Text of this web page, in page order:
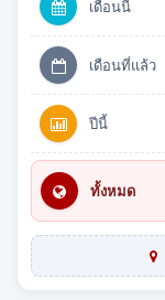
เดือนนี้
เดือนที่แล้ว
ปีนี้
ทั้งหมด